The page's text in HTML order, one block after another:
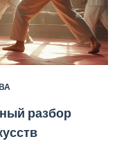
разбор